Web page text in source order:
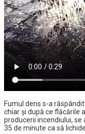
Fumul dens s-a
chiar și după ce flăcările
producerii incendiului, se
35 de minute ca să